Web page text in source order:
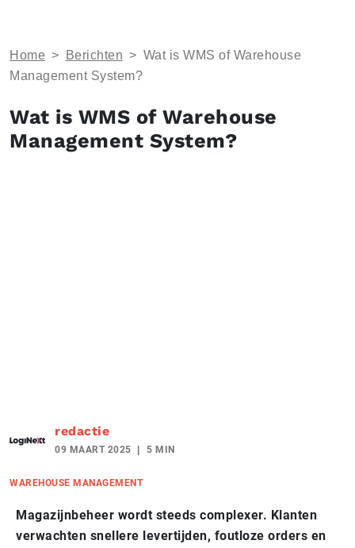
Home > Berichten > Wat is WMS of Warehouse
Management System?
Wat is WMS of Warehouse
Management System?
redactie
09 MAART 2025 5 MIN
WAREHOUSE MANAGEMENT
Magazijnbeheer wordt steeds complexer. Klanten
verwachten snellere levertijden, foutloze orders en